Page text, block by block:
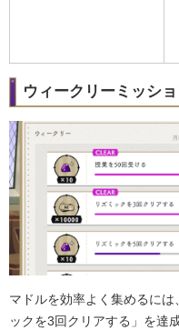
ウィークリーミッシ
マドルを効率よく集めるに
ックを3回クリアする」を達